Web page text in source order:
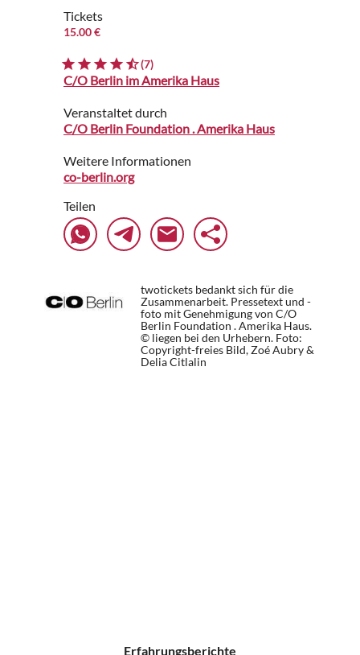
Tickets
15.00 €
(7)
C/O Berlin im Amerika Haus
Veranstaltet durch
C/O Berlin Foundation . Amerika Haus
Weitere Informationen
co-berlin.org
Teilen
twotickets bedankt sich für die
Zusammenarbeit. Pressetext und -
foto mit Genehmigung von C/O
Berlin Foundation . Amerika Haus.
© liegen bei den Urhebern. Foto:
Copyright-freies Bild, Zoé Aubry &
Delia Citlalin
Erfahrungsberichte